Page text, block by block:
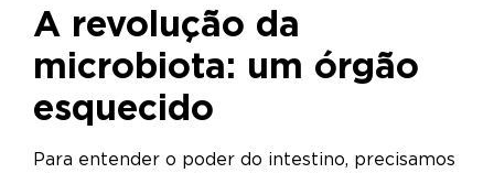
A revolução da
microbiota: um órgão
esquecido
Para entender o poder do intestino, precisamos